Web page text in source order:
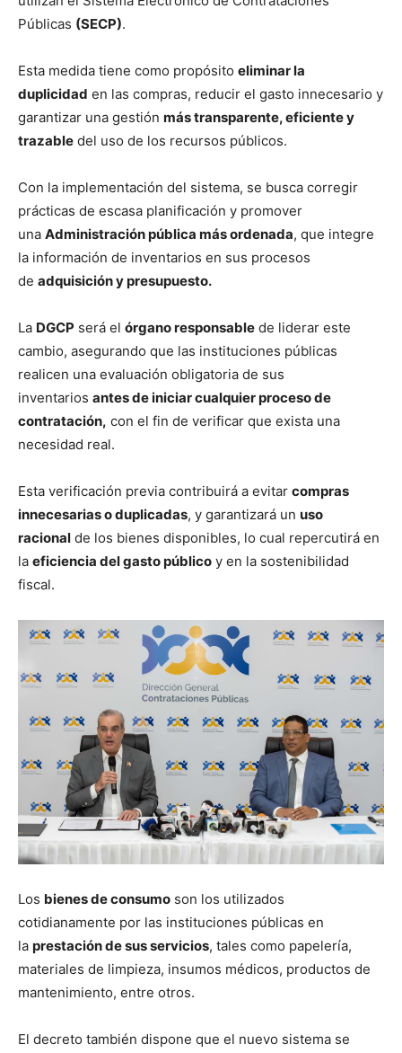
Públicas (SECP).
Esta medida tiene como propósito eliminar la
duplicidad en las compras, reducir el gasto innecesario y
garantizar una gestión más transparente, eficiente y
trazable del uso de los recursos públicos.
Con la implementación del sistema, se busca corregir
prácticas de escasa planificación y promover
una Administración pública más ordenada, que integre
la información de inventarios en sus procesos
de adquisición y presupuesto.
La DGCP será el órgano responsable de liderar este
cambio, asegurando que las instituciones públicas
realicen una evaluación obligatoria de sus
inventarios antes de iniciar cualquier proceso de
contratación, con el fin de verificar que exista una
necesidad real.
Esta verificación previa contribuirá a evitar compras
innecesarias o duplicadas, y garantizará un uso
racional de los bienes disponibles, lo cual repercutirá en
la eficiencia del gasto público y en la sostenibilidad
fiscal.
Los bienes de consumo son los utilizados
cotidianamente por las instituciones públicas en
la prestación de sus servicios, tales como papelería,
materiales de limpieza, insumos médicos, productos de
mantenimiento, entre otros.
El decreto también dispone que el nuevo sistema se